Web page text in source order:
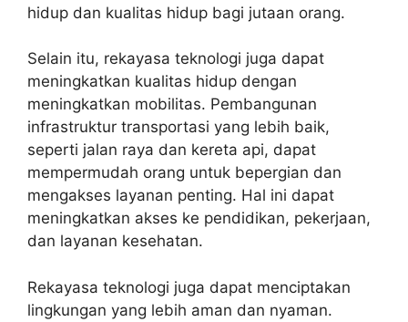
hidup dan kualitas hidup bagi jutaan orang.
Selain itu, rekayasa teknologi juga dapat
meningkatkan kualitas hidup dengan
meningkatkan mobilitas. Pembangunan
infrastruktur transportasi yang lebih baik,
seperti jalan raya dan kereta api, dapat
mempermudah orang untuk bepergian dan
mengakses layanan penting. Hal ini dapat
meningkatkan akses ke pendidikan, pekerjaan,
dan layanan kesehatan.
Rekayasa teknologi juga dapat menciptakan
lingkungan yang lebih aman dan nyaman.